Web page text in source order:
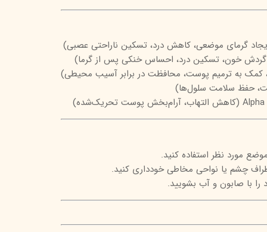
چشم یا نواحی مخاطی خودداری کنید.
با صابون و آب بشویید.